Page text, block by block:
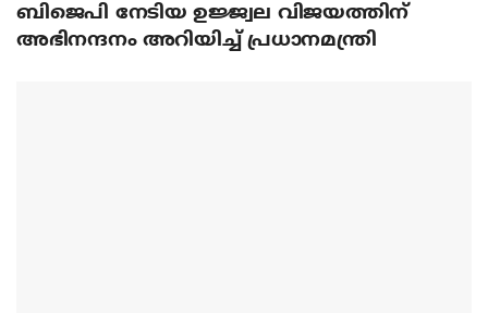
ബിജെപി നേടിയ ഉജ്ജ്വല വിജയത്തിന്
അഭിനന്ദനം അറിയിച്ച് പ്രധാനമന്ത്രി